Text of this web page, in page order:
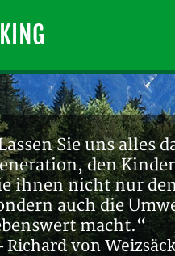
Sie uns alles
den
ihnen nicht nur
auch die
macht.“
von